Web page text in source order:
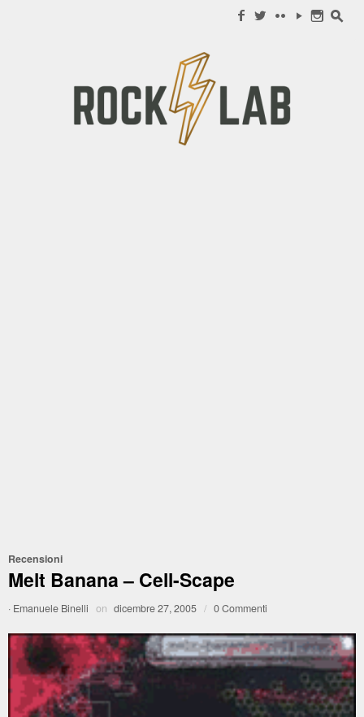
f w c y n s
Recensioni
Melt Banana – Cell-Scape
· Emanuele Binelli on dicembre 27, 2005 / 0 Commenti